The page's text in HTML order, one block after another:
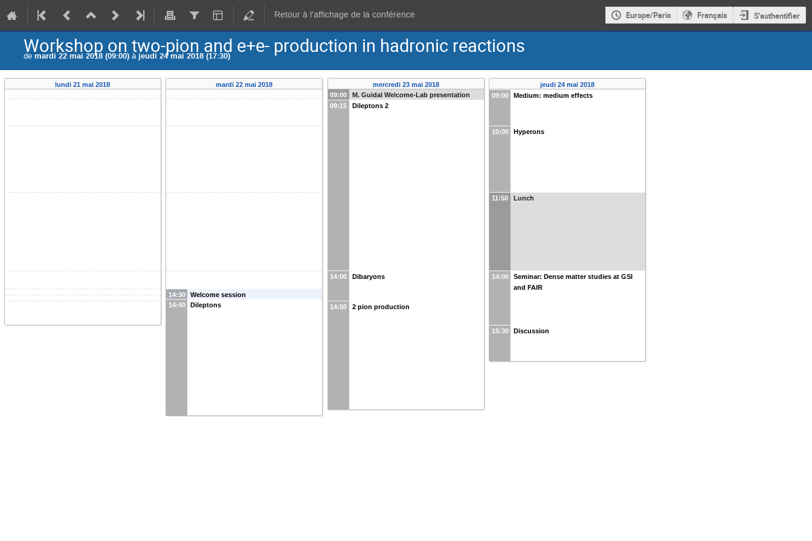
Retour à l'affichage de la conférence Europe/Paris Français S'authentifier
Workshop on two-pion and e+e- production in hadronic reactions
de mardi 22 mai 2018 (09:00) à jeudi 24 mai 2018 (17:30)
lundi 21 mai 2018 mardi 22 mai 2018
14:30
Welcome session
14:40
Dileptons
mercredi 23 mai 2018
09:00
M. Guidal Welcome-Lab presentation
09:15
Dileptons 2
14:00 Dibaryons
14:50 2 pion production
jeudi 24 mai 2018
09:00
Medium: medium effects
10:00 Hyperons
11:50 Lunch
14:00
Seminar: Dense matter studies at GSI
and FAIR
15:30 Discussion